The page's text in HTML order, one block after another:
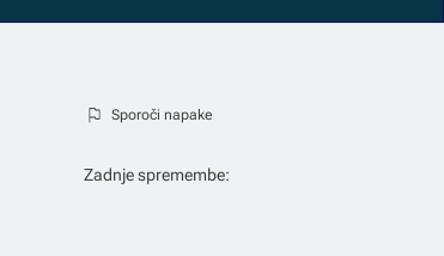
Sporoči napake
Zadnje spremembe: